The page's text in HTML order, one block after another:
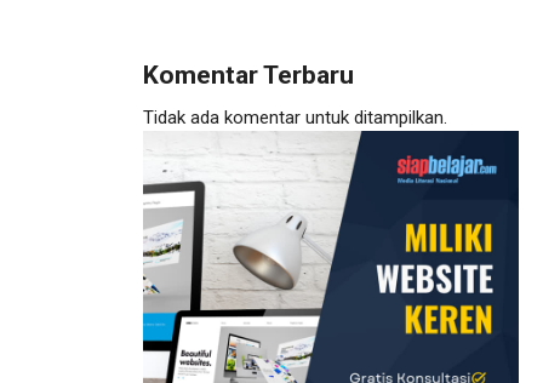
Komentar Terbaru
Tidak ada komentar untuk ditampilkan.